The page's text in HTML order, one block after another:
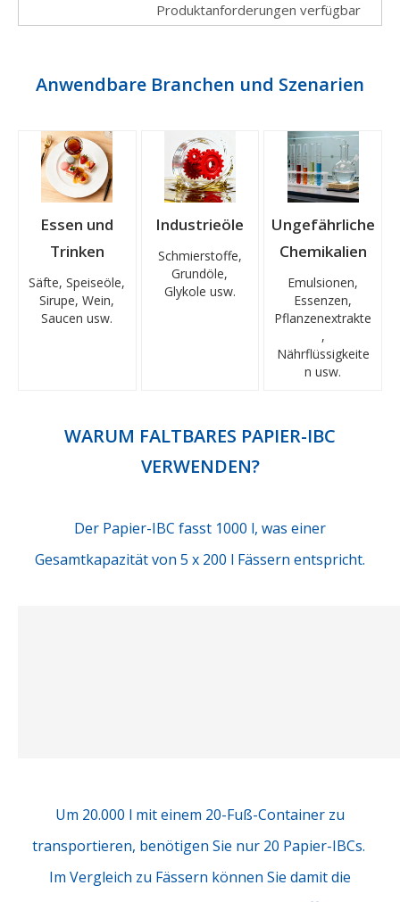
Produktanforderungen verfügbar
Anwendbare Branchen und Szenarien
Essen und
Trinken
Säfte, Speiseöle,
Sirupe, Wein,
Saucen usw.
Industrieöle
Schmierstoffe,
Grundöle,
Glykole usw.
Ungefährliche
Chemikalien
Emulsionen,
Essenzen,
Pflanzenextrakte
,
Nährflüssigkeite
n usw.
WARUM FALTBARES PAPIER-IBC
VERWENDEN?
Der Papier-IBC fasst 1000 l, was einer
Gesamtkapazität von 5 x 200 l Fässern entspricht.
Um 20.000 l mit einem 20-Fuß-Container zu
transportieren, benötigen Sie nur 20 Papier-IBCs.
Im Vergleich zu Fässern können Sie damit die